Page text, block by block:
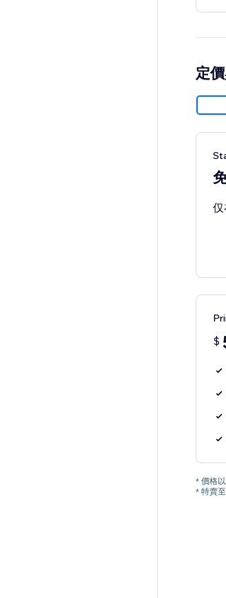
定
$
* 價格
* 特賣